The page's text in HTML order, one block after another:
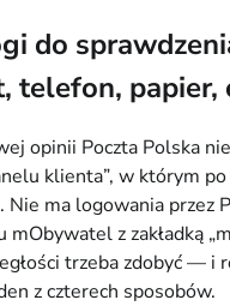
do
papier,
opinii Poczta Polska
klienta”, w którym
Nie ma logowania przez
mObywatel z zakładką
trzeba zdobyć — i
z czterech sposobów.